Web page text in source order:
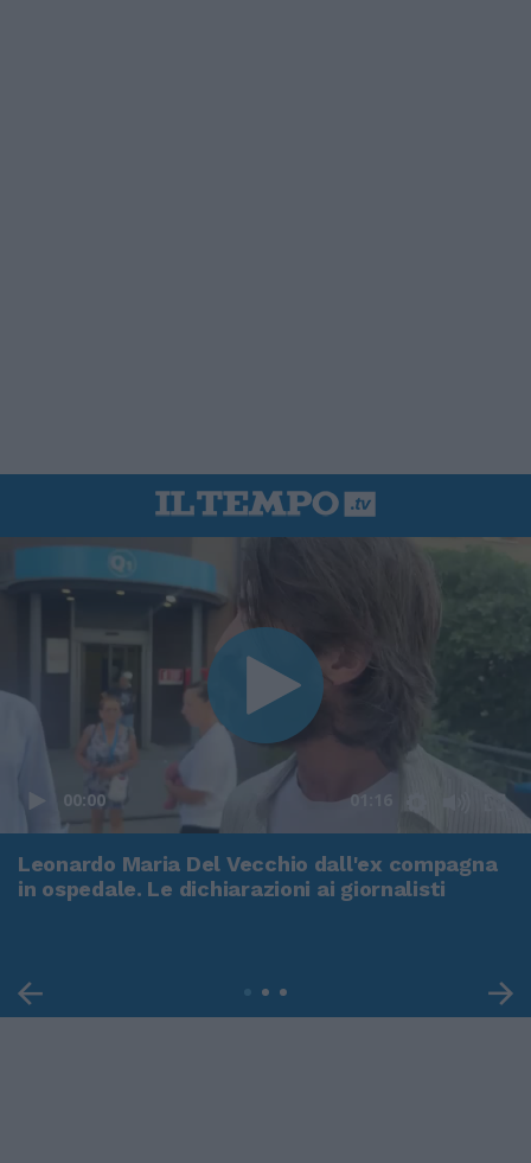
00:00
Leonardo Maria Del Vecchio dall'ex compagna
in ospedale. Le dichiarazioni ai giornalisti